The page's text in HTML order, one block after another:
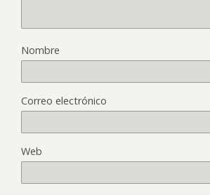
Nombre
Correo electrónico
Web